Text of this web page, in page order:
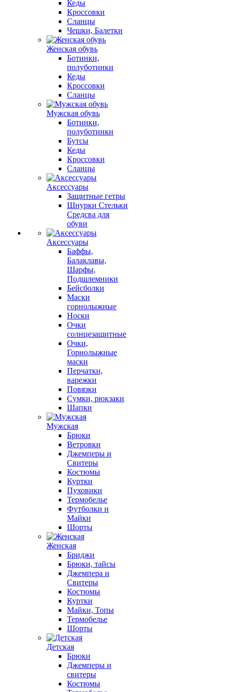
Кеды
Кроссовки
Сланцы
Чешки, Балетки
Женская обувь
Ботинки,
полуботинки
Кеды
Кроссовки
Сланцы
Мужская обувь
Ботинки,
полуботинки
Бутсы
Кеды
Кроссовки
Сланцы
Аксессуары
Защитные гетры
Шнурки Стельки
Средсва для
обуви
Аксессуары
Баффы,
Балаклавы,
Шарфы,
Подшлемники
Бейсболки
Маски
горнолыжные
Носки
Очки
солнцезащитные
Очки,
Горнолыжные
маски
Перчатки,
варежки
Повязки
Сумки, рюкзаки
Шапки
Мужская
Брюки
Ветровки
Джемперы и
Свитеры
Костюмы
Куртки
Пуховики
Термобелье
Футболки и
Майки
Шорты
Женская
Бриджи
Брюки, тайсы
Джемпера и
Свитеры
Костюмы
Куртки
Майки, Топы
Термобелье
Шорты
Детская
Брюки
Джемперы и
свитеры
Костюмы